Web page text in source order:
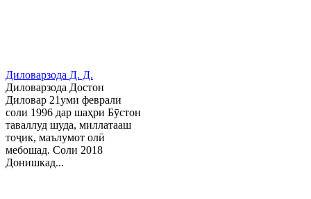
Диловарзода Д. Д.
Диловарзода Достон
Диловар 21уми феврали
соли 1996 дар шаҳри Бӯстон
таваллуд шуда, миллатааш
тоҷик, маълумот олӣ
мебошад. Соли 2018
Донишкад...